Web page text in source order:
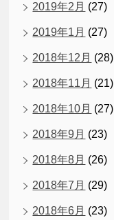
2019年2月 (27)
2019年1月 (27)
2018年12月 (28)
2018年11月 (21)
2018年10月 (27)
2018年9月 (23)
2018年8月 (26)
2018年7月 (29)
2018年6月 (23)